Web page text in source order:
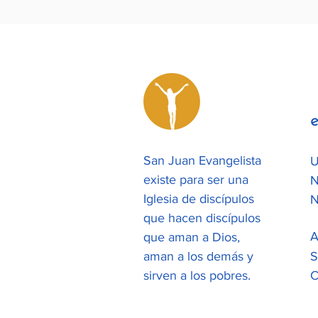
San Juan Evangelista
existe para ser una
Iglesia de discípulos
que hacen discípulos
que aman a Dios,
aman a los demás y
sirven a los pobres.